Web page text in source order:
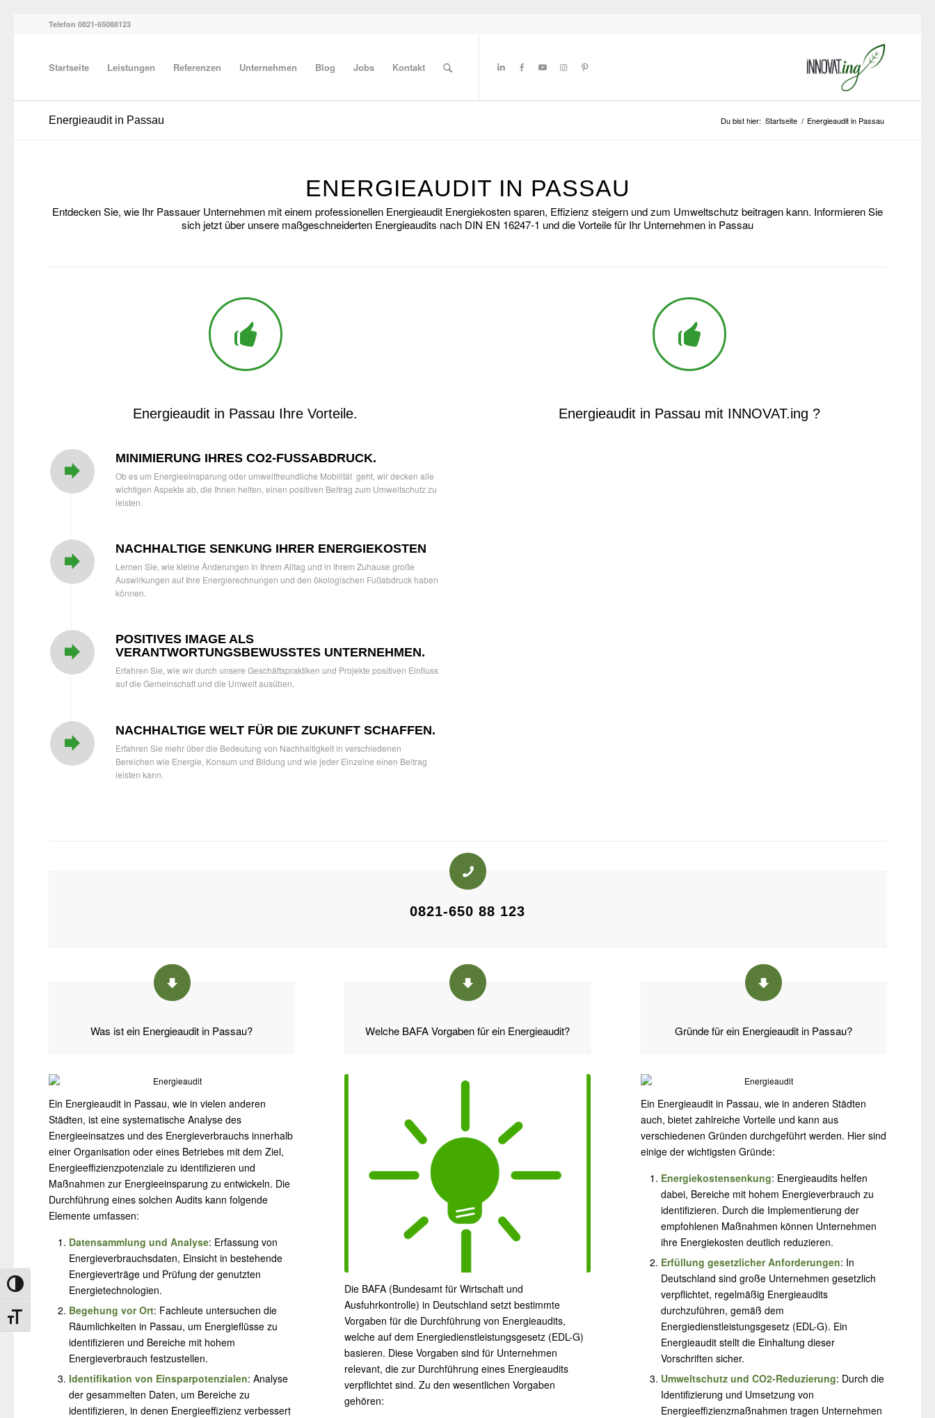
Umschalten auf hohe Kontraste
Schrift vergrößern
Telefon 0821-65088123
Startseite Leistungen Referenzen Unternehmen Blog Jobs Kontakt
Energieaudit in Passau Du bist hier: Startseite / Energieaudit in Passau
ENERGIEAUDIT IN PASSAU
Entdecken Sie, wie Ihr Passauer Unternehmen mit einem professionellen Energieaudit Energiekosten sparen, Effizienz steigern und zum Umweltschutz beitragen kann. Informieren Sie
sich jetzt über unsere maßgeschneiderten Energieaudits nach DIN EN 16247-1 und die Vorteile für Ihr Unternehmen in Passau
Energieaudit in Passau Ihre Vorteile.
MINIMIERUNG IHRES CO2-FUSSABDRUCK.
Ob es um Energieeinsparung oder umweltfreundliche Mobilität geht, wir decken alle
wichtigen Aspekte ab, die Ihnen helfen, einen positiven Beitrag zum Umweltschutz zu
leisten.
NACHHALTIGE SENKUNG IHRER ENERGIEKOSTEN
Lernen Sie, wie kleine Änderungen in Ihrem Alltag und in Ihrem Zuhause große
Auswirkungen auf Ihre Energierechnungen und den ökologischen Fußabdruck haben
können.
POSITIVES IMAGE ALS
VERANTWORTUNGSBEWUSSTES UNTERNEHMEN.
Erfahren Sie, wie wir durch unsere Geschäftspraktiken und Projekte positiven Einfluss
auf die Gemeinschaft und die Umwelt ausüben.
NACHHALTIGE WELT FÜR DIE ZUKUNFT SCHAFFEN.
Erfahren Sie mehr über die Bedeutung von Nachhaltigkeit in verschiedenen
Bereichen wie Energie, Konsum und Bildung und wie jeder Einzelne einen Beitrag
leisten kann.
Energieaudit in Passau mit INNOVAT.ing ?
0821-650 88 123
Was ist ein Energieaudit in Passau?
Ein Energieaudit in Passau, wie in vielen anderen
Städten, ist eine systematische Analyse des
Energieeinsatzes und des Energieverbrauchs innerhalb
einer Organisation oder eines Betriebes mit dem Ziel,
Energieeffizienzpotenziale zu identifizieren und
Maßnahmen zur Energieeinsparung zu entwickeln. Die
Durchführung eines solchen Audits kann folgende
Elemente umfassen:
Datensammlung und Analyse: Erfassung von
Energieverbrauchsdaten, Einsicht in bestehende
Energieverträge und Prüfung der genutzten
Energietechnologien.
Begehung vor Ort: Fachleute untersuchen die
Räumlichkeiten in Passau, um Energieflüsse zu
identifizieren und Bereiche mit hohem
Energieverbrauch festzustellen.
Identifikation von Einsparpotenzialen: Analyse
der gesammelten Daten, um Bereiche zu
identifizieren, in denen Energieeffizienz verbessert
Welche BAFA Vorgaben für ein Energieaudit?
Die BAFA (Bundesamt für Wirtschaft und
Ausfuhrkontrolle) in Deutschland setzt bestimmte
Vorgaben für die Durchführung von Energieaudits,
welche auf dem Energiedienstleistungsgesetz (EDL-G)
basieren. Diese Vorgaben sind für Unternehmen
relevant, die zur Durchführung eines Energieaudits
verpflichtet sind. Zu den wesentlichen Vorgaben
gehören:
Gründe für ein Energieaudit in Passau?
Ein Energieaudit in Passau, wie in anderen Städten
auch, bietet zahlreiche Vorteile und kann aus
verschiedenen Gründen durchgeführt werden. Hier sind
einige der wichtigsten Gründe:
Energiekostensenkung: Energieaudits helfen
dabei, Bereiche mit hohem Energieverbrauch zu
identifizieren. Durch die Implementierung der
empfohlenen Maßnahmen können Unternehmen
ihre Energiekosten deutlich reduzieren.
Erfüllung gesetzlicher Anforderungen: In
Deutschland sind große Unternehmen gesetzlich
verpflichtet, regelmäßig Energieaudits
durchzuführen, gemäß dem
Energiedienstleistungsgesetz (EDL-G). Ein
Energieaudit stellt die Einhaltung dieser
Vorschriften sicher.
Umweltschutz und CO2-Reduzierung: Durch die
Identifizierung und Umsetzung von
Energieeffizienzmaßnahmen tragen Unternehmen